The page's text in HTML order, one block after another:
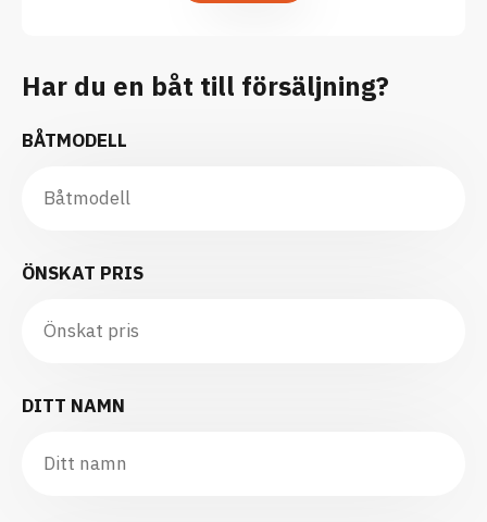
Har du en båt till försäljning?
BÅTMODELL
ÖNSKAT PRIS
DITT NAMN